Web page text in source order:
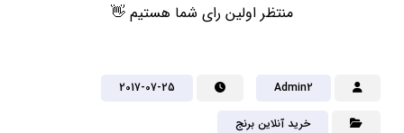
منتظر اولین رای شما هستیم 👋
Admin2
2017-07-25
خرید آنلاین برنج